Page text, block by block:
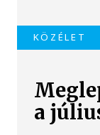
KÖZÉLET
a